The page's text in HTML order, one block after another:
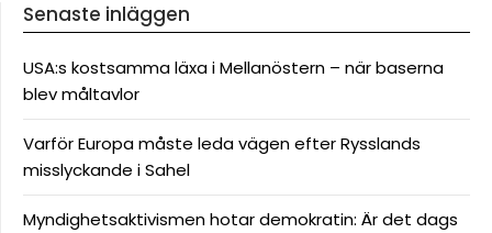
Senaste inläggen
USA:s kostsamma läxa i Mellanöstern – när baserna
blev måltavlor
Varför Europa måste leda vägen efter Rysslands
misslyckande i Sahel
Myndighetsaktivismen hotar demokratin: Är det dags